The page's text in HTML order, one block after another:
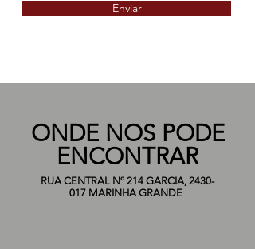
Enviar
ONDE NOS PODE
ENCONTRAR
RUA CENTRAL Nº 214 GARCIA, 2430-
017 MARINHA GRANDE